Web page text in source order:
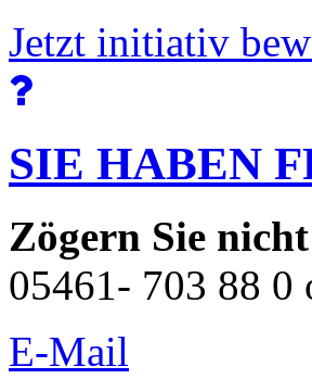
Jetzt initiativ
SIE HABEN
Zögern Sie nicht
05461- 703 88 0
E-Mail